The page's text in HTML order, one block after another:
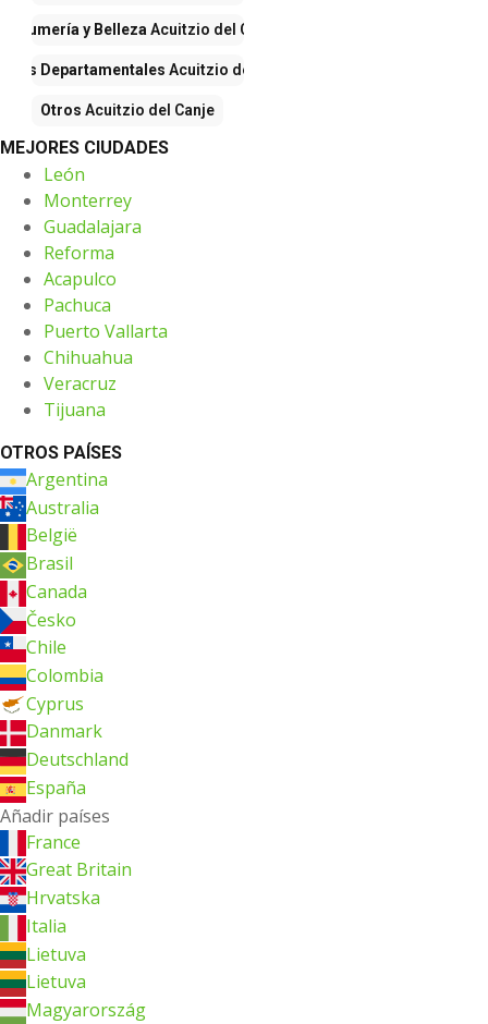
y Belleza Acuitzio del Canje
Departamentales Acuitzio del Canje
Otros Acuitzio del Canje
MEJORES CIUDADES
León
Monterrey
Guadalajara
Reforma
Acapulco
Pachuca
Puerto Vallarta
Chihuahua
Veracruz
Tijuana
OTROS PAÍSES
Argentina
Australia
België
Brasil
Canada
Česko
Chile
Colombia
Cyprus
Danmark
Deutschland
España
Añadir países
France
Great Britain
Hrvatska
Italia
Lietuva
Lietuva
Magyarország